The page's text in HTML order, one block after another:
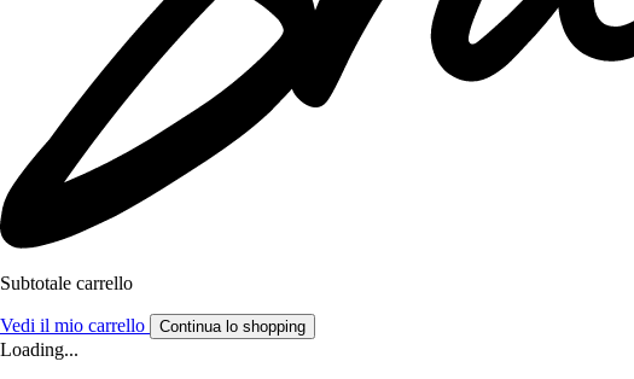
Subtotale carrello
Vedi il mio carrello Continua lo shopping
Loading...